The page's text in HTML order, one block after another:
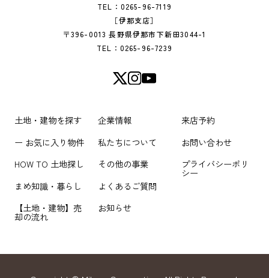
TEL：0265-96-7119
［伊那支店］
〒396-0013 長野県伊那市下新田3044-1
TEL：0265-96-7239
土地・建物を探す
ー お気に入り物件
HOW TO 土地探し
まめ知識・暮らし
【土地・建物】売
却の流れ
企業情報
私たちについて
その他の事業
よくあるご質問
お知らせ
来店予約
お問い合わせ
プライバシーポリ
シー